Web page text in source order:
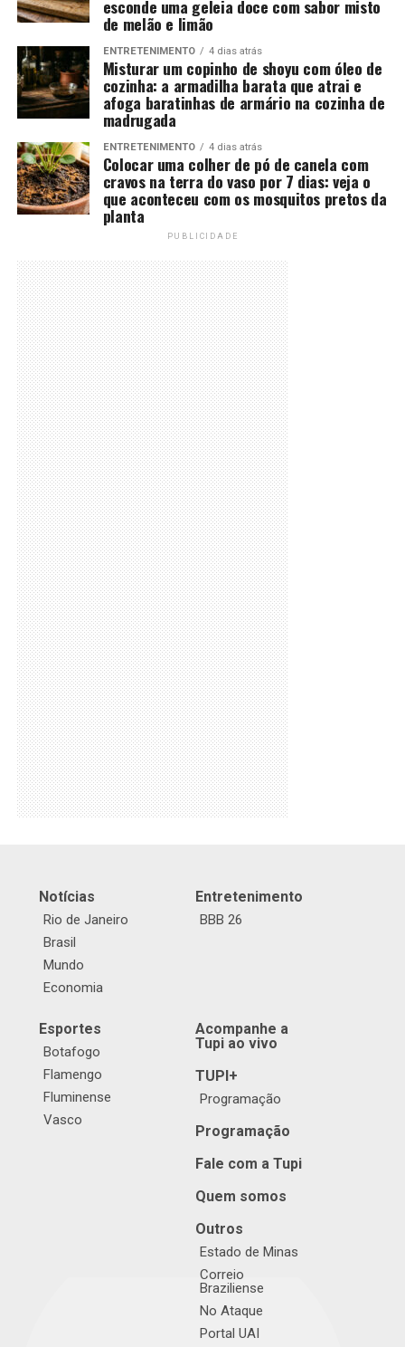
esconde uma geleia doce com sabor misto
de melão e limão
ENTRETENIMENTO 4 dias atrás
Misturar um copinho de shoyu com óleo de
cozinha: a armadilha barata que atrai e
afoga baratinhas de armário na cozinha de
madrugada
ENTRETENIMENTO 4 dias atrás
Colocar uma colher de pó de canela com
cravos na terra do vaso por 7 dias: veja o
que aconteceu com os mosquitos pretos da
planta
PUBLICIDADE
Notícias
Rio de Janeiro
Brasil
Mundo
Economia
Entretenimento
BBB 26
Esportes
Botafogo
Flamengo
Fluminense
Vasco
Acompanhe a
Tupi ao vivo
TUPI+
Programação
Programação
Fale com a Tupi
Quem somos
Outros
Estado de Minas
Correio
Braziliense
No Ataque
Portal UAI